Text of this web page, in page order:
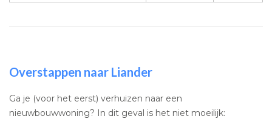
Overstappen naar Liander
Ga je (voor het eerst) verhuizen naar een
nieuwbouwwoning? In dit geval is het niet moeilijk: